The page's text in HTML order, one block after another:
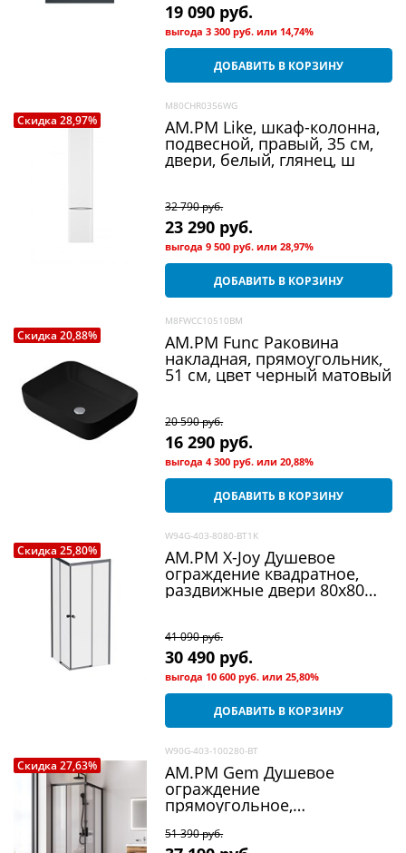
19 090 руб.
выгода3 300 руб. или 14,74%
ДОБАВИТЬ В КОРЗИНУ
Скидка 28,97%
M80CHR0356WG
AM.PM Like, шкаф-колонна,
подвесной, правый, 35 см,
двери, белый, глянец, ш
32 790 руб.
23 290 руб.
выгода9 500 руб. или28,97%
ДОБАВИТЬ В КОРЗИНУ
Скидка 20,88%
M8FWCC10510BM
AM.PM Func Раковина
накладная, прямоугольник,
51 см, цвет черный матовый
20 590 руб.
16 290 руб.
выгода4 300 руб. или20,88%
ДОБАВИТЬ В КОРЗИНУ
Скидка 25,80%
W94G-403-8080-BT1K
AM.PM X-Joy Душевое
ограждение квадратное,
раздвижные двери 80x80
41 090 руб.
30 490 руб.
выгода 10 600 руб. или25,80%
ДОБАВИТЬ В КОРЗИНУ
Скидка 27,63%
W90G-403-100280-BT
AM.PM Gem Душевое
ограждение
прямоугольное,
черный матовый, стекло
51 390 руб.